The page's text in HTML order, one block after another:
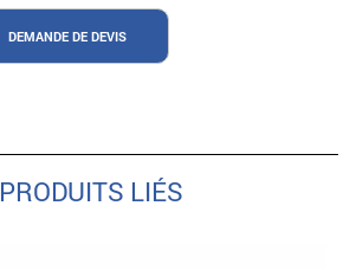
DEMANDE DE DEVIS
PRODUITS LIÉS